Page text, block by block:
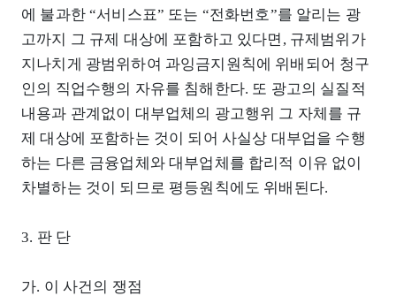
에 불과한 “서비스표” 또는 “전화번호”를 알리는 광
고까지 그 규제 대상에 포함하고 있다면, 규제범위가
지나치게 광범위하여 과잉금지원칙에 위배되어 청구
인의 직업수행의 자유를 침해한다. 또 광고의 실질적
내용과 관계없이 대부업체의 광고행위 그 자체를 규
제 대상에 포함하는 것이 되어 사실상 대부업을 수행
하는 다른 금융업체와 대부업체를 합리적 이유 없이
차별하는 것이 되므로 평등원칙에도 위배된다.
3. 판 단
가. 이 사건의 쟁점